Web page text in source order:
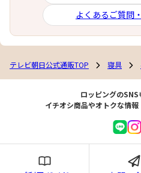
よくあるご質問
テレビ朝日公式通販TOP 寝具
ロッピングのSNS
イチオシ商品やオトクな情報